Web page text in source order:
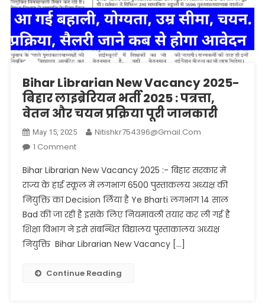
Bihar Librarian New Vacancy 2025-
बिहार लाइब्रेरियन भर्ती 2025 : पत्रत्ता,
वेतन और चयन प्रक्रिया पूरी जानकारी
May 15, 2025
Nitishkr754396@gmail.com
1 CommentOn
Librarian
New
Vacancy
2025-
बिहार
लाइब्रेरियन
2025
Bihar Librarian New Vacancy 2025 :- बिहार सरकार में
राज्य के हाई स्कूल में लगभाग 6500 पुस्ताकलय अध्यक्ष की
नियुक्ति का Decision र्लिया है Ye Bharti लगभाग 14 साल
Bad की जा रही है इसके लिए नियमावली तयार कर ली गई है
शिक्षा विभाग ने इसे संबन्धित विद्यालय पुस्ताकालय अध्यक्ष
नियुक्ति Bihar Librarian New Vacancy […]
Continue Reading